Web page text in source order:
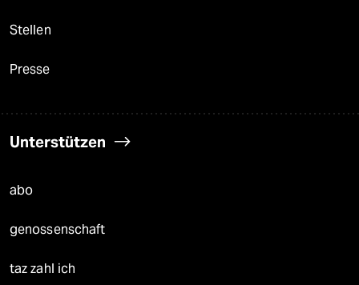
Stellen
Presse
Unterstützen
abo
genossenschaft
taz zahl ich